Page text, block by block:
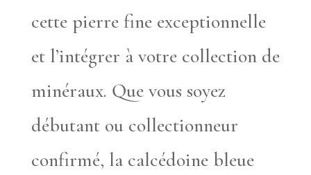
cette pierre fine exceptionnelle
et l’intégrer à votre collection de
minéraux. Que vous soyez
débutant ou collectionneur
confirmé, la calcédoine bleue